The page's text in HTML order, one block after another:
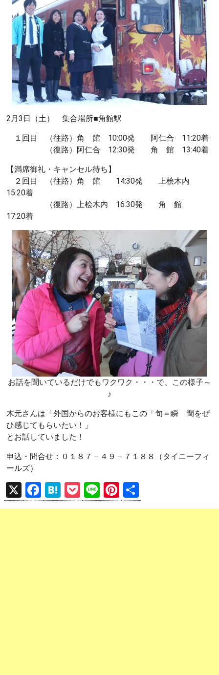
2月3日（土） 集合場所■角館駅
１回目 （往路）角 館 10:00発 阿仁合 11:20着
（復路）阿仁合 12:30発 角 館 13:40着
【満席御礼・キャンセル待ち】
２回目 （往路）角 館 14:30発 上桧木内
15:20着
（復路）上桧木内 16:30発 角 館
17:20着
お話を聞いているだけでもワクワク・・・で、この様子～
♪
木元さんは「外国からのお客様にもこの「旬＝瞬 間をぜ
ひ感じてもらいたい！」
とお話していました！
申込・問合せ：０１８７－４９－７１８８（タイニーフィ
ールズ）
X
F
a
H
at
P
o
Li
n
Pi
nt 有